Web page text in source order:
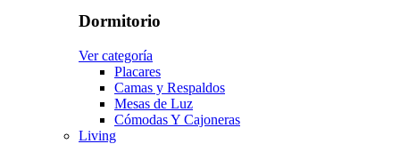
Dormitorio
Ver categoría
Placares
Camas y Respaldos
Mesas de Luz
Cómodas Y Cajoneras
Living